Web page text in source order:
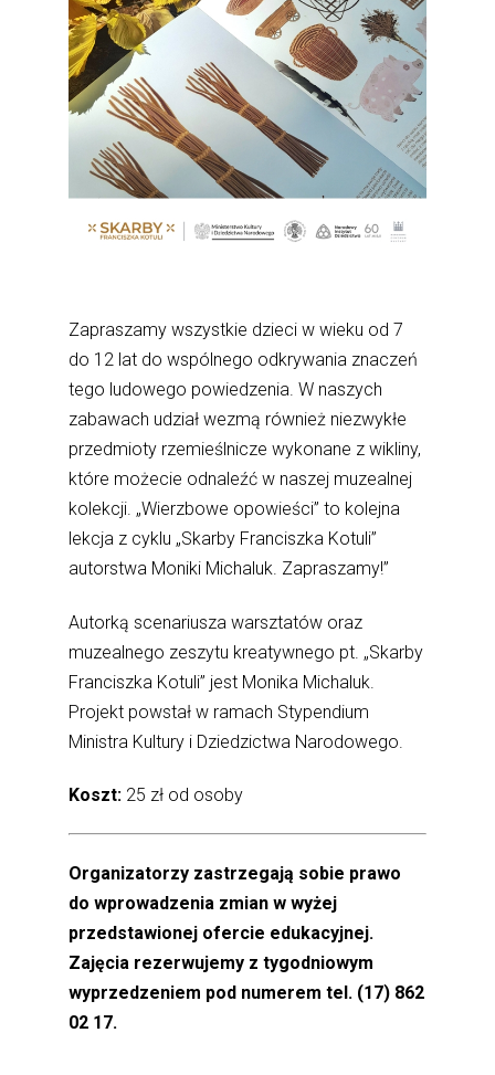
Zapraszamy wszystkie dzieci w wieku od 7
do 12 lat do wspólnego odkrywania znaczeń
tego ludowego powiedzenia. W naszych
zabawach udział wezmą również niezwykłe
przedmioty rzemieślnicze wykonane z wikliny,
które możecie odnaleźć w naszej muzealnej
kolekcji. „Wierzbowe opowieści” to kolejna
lekcja z cyklu „Skarby Franciszka Kotuli”
autorstwa Moniki Michaluk. Zapraszamy!”
Autorką scenariusza warsztatów oraz
muzealnego zeszytu kreatywnego pt. „Skarby
Franciszka Kotuli” jest Monika Michaluk.
Projekt powstał w ramach Stypendium
Ministra Kultury i Dziedzictwa Narodowego.
Koszt: 25 zł od osoby
Organizatorzy zastrzegają sobie prawo
do wprowadzenia zmianw wyżej
przedstawionej ofercie edukacyjnej.
Zajęcia rezerwujemy z tygodniowym
wyprzedzeniem pod numerem tel. (17) 862
02 17.